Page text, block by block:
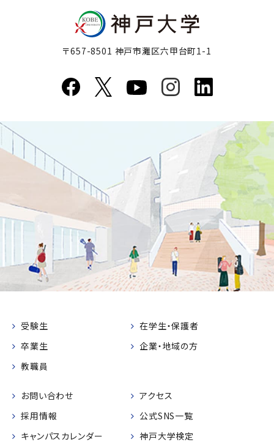
〒657-8501 神戸市灘区六甲台町1-1
受験生
在学生・保護者
卒業生
企業・地域の方
教職員
お問い合わせ
アクセス
採用情報
公式SNS一覧
キャンパスカレンダー
神戸大学検定